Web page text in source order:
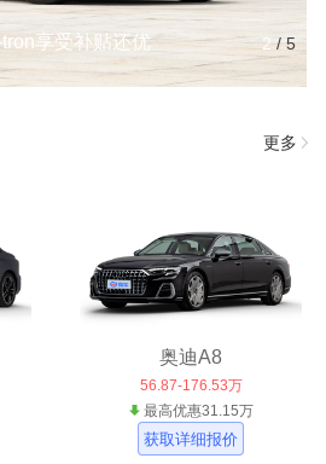
享受补贴还优 2/ 5
更多
奥迪A8
56.87-176.53万
最高优惠31.15万
获取详细报价